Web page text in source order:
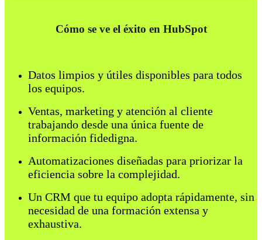
Cómo se ve el éxito en HubSpot
Datos limpios y útiles disponibles para todos
los equipos.
Ventas, marketing y atención al cliente
trabajando desde una única fuente de
información fidedigna.
Automatizaciones diseñadas para priorizar la
eficiencia sobre la complejidad.
Un CRM que tu equipo adopta rápidamente, sin
necesidad de una formación extensa y
exhaustiva.